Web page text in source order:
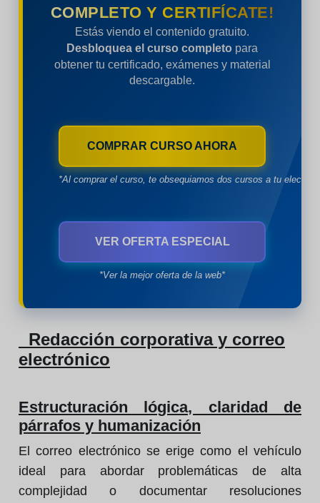
COMPLETO Y CERTIFÍCATE!
Estás viendo el contenido gratuito.
Desbloquea el curso completo para
obtener tu certificado, exámenes y material
descargable.
COMPRAR CURSO AHORA
*Al comprar el curso, te obsequiamos dos cursos a tu
VER OFERTA ESPECIAL
*Ver la mejor oferta de la web*
Redacción corporativa y correo
electrónico
Estructuración lógica, claridad de
párrafos y humanización
El correo electrónico se erige como el vehículo
ideal para abordar problemáticas de alta
complejidad o documentar resoluciones